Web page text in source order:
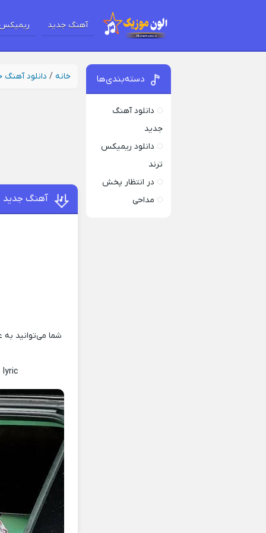
آهنگ جدید
خانه / دانلود آهنگ
آهنگ جدید
شما می‌توانید به
دسته‌بندی‌ها
دانلود آهنگ
جدید
دانلود ریمیکس
ترند
در انتظار پخش
مداحی